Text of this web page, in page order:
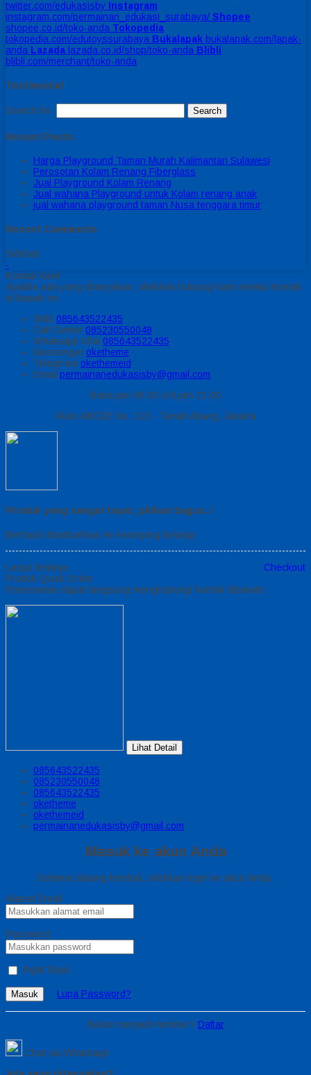
twitter.com/edukasisby Instagram
instagram.com/permainan_edukasi_surabaya/ Shopee
shopee.co.id/toko-anda Tokopedia
tokopedia.com/edutoyssurabaya Bukalapak bukalapak.com/lapak-
anda Lazada lazada.co.id/shop/toko-anda Blibli
blibli.com/merchant/toko-anda
Testimonial
Search for:
Recent Posts
Harga Playground Taman Murah Kalimantan Sulawesi
Perosotan Kolam Renang Fiberglass
Jual Playground Kolam Renang
Jual wahana Playground untuk Kolam renang anak
jual wahana playground taman Nusa tenggara timur
Recent Comments
Sidebar
-
Kontak Kami
Apabila ada yang ditanyakan, silahkan hubungi kami melalui kontak
di bawah ini.
SMS 085643522435
Call Center 085230550048
Whatsapp Icha 085643522435
Messenger oketheme
Telegrram okethemeid
Email permainanedukasisby@gmail.com
Buka jam 08.00 s/d jam 21.00
Ruko ABCDE No. 123 - Tanah Abang, Jakarta
Produk yang sangat tepat, pilihan bagus..!
Berhasil ditambahkan ke keranjang belanja
Lanjut Belanja
Checkout
Produk Quick Order
Pemesanan dapat langsung menghubungi kontak dibawah:
Lihat Detail
085643522435
085230550048
085643522435
oketheme
okethemeid
permainanedukasisby@gmail.com
Masuk ke akun Anda
Selamat datang kembali, silahkan login ke akun Anda.
Alamat Email
Password
Ingat Saya
Masuk Lupa Password?
Belum menjadi member? Daftar
Chat via Whatsapp